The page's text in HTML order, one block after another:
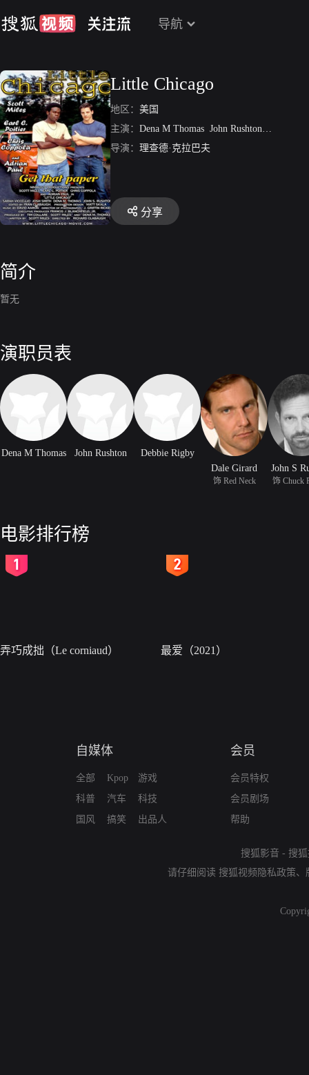
导航
Little Chicago
地区： 美国
主演： Dena M Thomas John Rushton
Debbie
导演： 理查德·克拉巴夫
分享
简介
暂无
演职员表
Dena M Thomas John Rushton
Debbie Rigby
Dale Girard
饰 Red Neck
John S
饰 Chuck
电影排行榜
弄巧成拙（Le corniaud） 最爱（2021）
自媒体
全部
科普
国风
Kpop
汽车
搞笑
游戏
科技
出品人
会员
会员特权
会员剧场
帮助
搜狐影音 - 搜
请仔细阅读 搜狐视频隐私政策、